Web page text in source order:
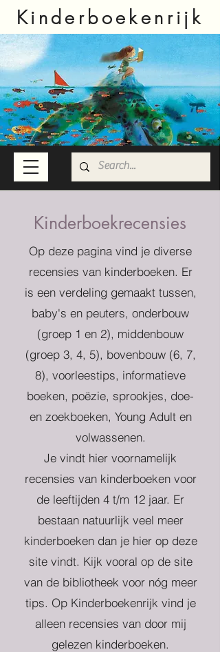
Kinderboekenrijk
Kinderboekrecensies
Op deze pagina vind je diverse
recensies van kinderboeken. Er
is een verdeling gemaakt tussen,
baby's en peuters, onderbouw
(groep 1 en 2), middenbouw
(groep 3, 4, 5), bovenbouw (6, 7,
8), voorleestips, informatieve
boeken, poëzie, sprookjes, doe-
en zoekboeken, Young Adult en
volwassenen.
Je vindt hier voornamelijk
recensies van kinderboeken voor
de leeftijden 4 t/m 12 jaar. Er
bestaan natuurlijk veel meer
kinderboeken dan je hier op deze
site vindt. Kijk vooral op de site
van de bibliotheek voor nóg meer
tips. Op Kinderboekenrijk vind je
alleen recensies van door mij
gelezen kinderboeken.